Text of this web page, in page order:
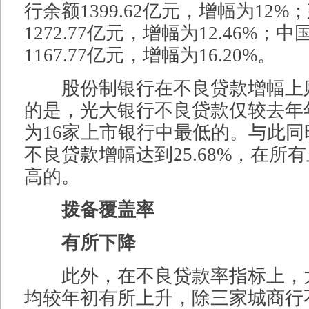
行余额1399.62亿元，增幅为12%
1272.77亿元，增幅为12.46%；中
1167.77亿元，增幅为16.20%。
股份制银行在不良贷款增幅上
的是，光大银行不良贷款仅较去年
为16家上市银行中最低的。与此
不良贷款增幅达到25.68%，在所
高的。
拨备覆盖率
有所下降
此外，在不良贷款率指标上，
均较年初有所上升，除三家城商